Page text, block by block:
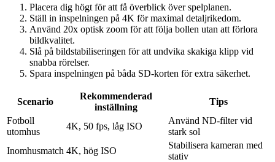
Placera dig högt för att få överblick över spelplanen.
Ställ in inspelningen på 4K för maximal detaljrikedom.
Använd 20x optisk zoom för att följa bollen utan att förlora
bildkvalitet.
Slå på bildstabiliseringen för att undvika skakiga klipp vid
snabba rörelser.
Spara inspelningen på båda SD-korten för extra säkerhet.
Scenario
Rekommenderad
inställning
Tips
Fotboll
utomhus
4K, 50 fps, låg ISO
Använd ND-filter vid
stark sol
Inomhusmatch 4K, hög ISO
Stabilisera kameran med
stativ